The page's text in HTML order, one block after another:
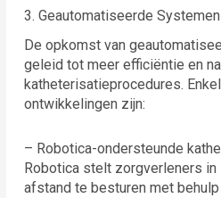
3. Geautomatiseerde Systemen
De opkomst van
geleid tot meer efficiëntie en
katheterisatieprocedures.
ontwikkelingen zijn:
– Robotica-ondersteunde
Robotica stelt zorgverleners
afstand te besturen met